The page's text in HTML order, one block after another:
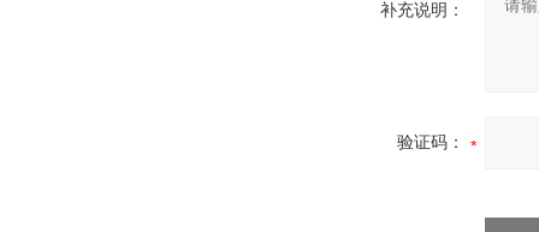
补充说明：
验证码：